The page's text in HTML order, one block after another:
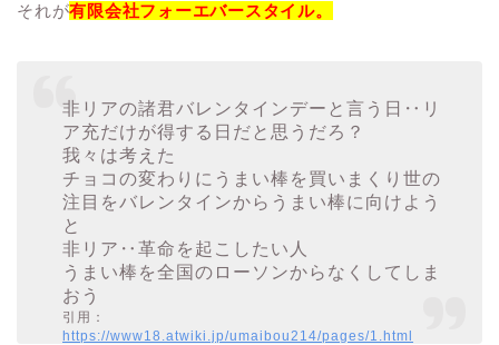
それが有限会社フォーエバースタイル。
非リアの諸君バレンタインデーと言う日‥リ
ア充だけが得する日だと思うだろ？
我々は考えた
チョコの変わりにうまい棒を買いまくり世の
注目をバレンタインからうまい棒に向けよう
と
非リア‥革命を起こしたい人
うまい棒を全国のローソンからなくしてしま
おう
引用：
https://www18.atwiki.jp/umaibou214/pages/1.html